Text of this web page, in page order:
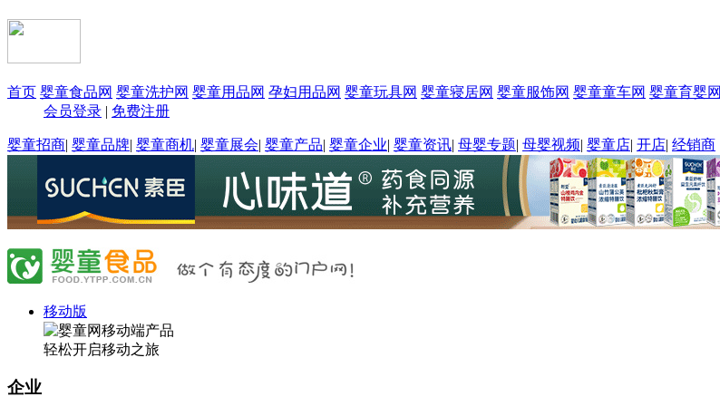
首页 婴童食品网 婴童洗护网 婴童用品网 孕妇用品网 婴童玩具网 婴童寝居网 婴童服饰网 婴童童车网 婴童育婴网
会员登录 | 免费注册
婴童招商| 婴童品牌| 婴童商机| 婴童展会| 婴童产品| 婴童企业| 婴童资讯| 母婴专题| 母婴视频| 婴童店| 开店| 经销商
移动版
轻松开启移动之旅
企业